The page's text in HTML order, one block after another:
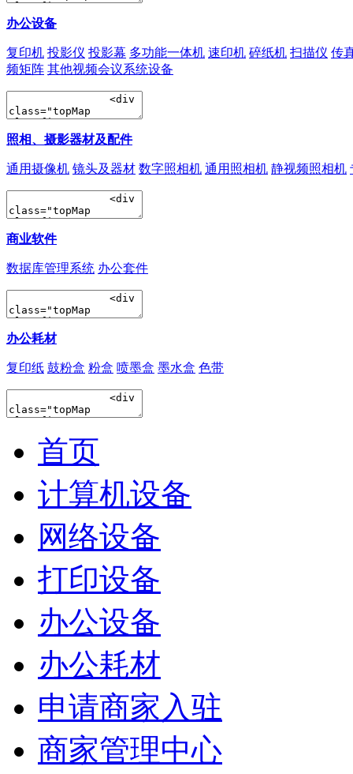
办公设备
复印机 投影仪 投影幕 多功能一体机 速印机 碎纸机 扫描仪 传
频矩阵 其他视频会议系统设备
照相、摄影器材及配件
通用摄像机 镜头及器材 数字照相机 通用照相机 静视频照相机
商业软件
数据库管理系统 办公套件
办公耗材
复印纸 鼓粉盒 粉盒 喷墨盒 墨水盒 色带
首页
计算机设备
网络设备
打印设备
办公设备
办公耗材
申请商家入驻
商家管理中心